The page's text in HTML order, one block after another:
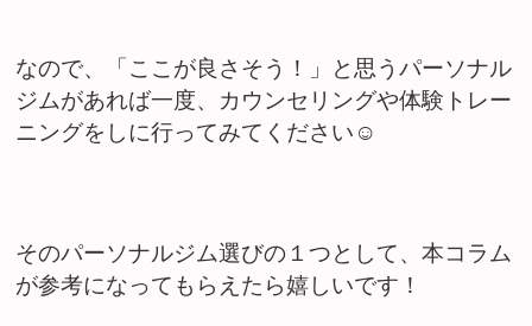
なので、「ここが良さそう！」と思うパーソナル
ジムがあれば一度、カウンセリングや体験トレー
ニングをしに行ってみてください☺︎
そのパーソナルジム選びの１つとして、本コラム
が参考になってもらえたら嬉しいです！